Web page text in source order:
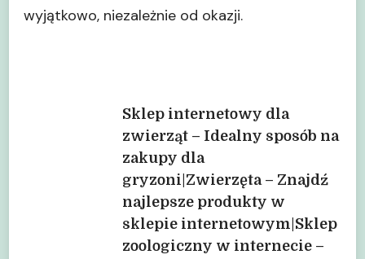
wyjątkowo, niezależnie od okazji.
Nawigacja
wpisu
Sklep internetowy dla
zwierząt – Idealny sposób na
zakupy dla
gryzoni|Zwierzęta – Znajdź
najlepsze produkty w
sklepie internetowym|Sklep
zoologiczny w internecie –